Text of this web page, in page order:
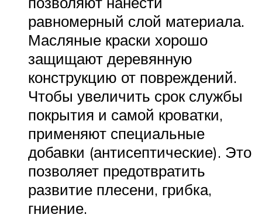
равномерный слой материала.
Масляные краски хорошо
защищают деревянную
конструкцию от повреждений.
Чтобы увеличить срок службы
покрытия и самой кроватки,
применяют специальные
добавки (антисептические). Это
позволяет предотвратить
развитие плесени, грибка,
гниение.